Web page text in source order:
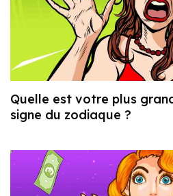
Quelle est votre plus
signe du zodiaque ?